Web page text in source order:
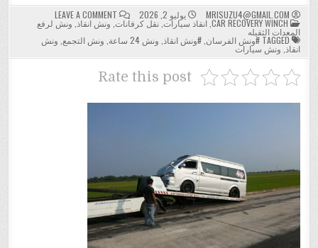
MRISUZU4@GMAIL.COM يوليو 2, 2026 LEAVE A COMMENT
ON
ونش
الفرسان
لإنقاذ
السيارات
في
POSTED
IN
CAR RECOVERY WINCH
,انقاذ سيارات,نقل كرفانات ونش انقاذ ونش لرفع
المعدات الثقيله
#ونش الفرسان ,#ونش انقاذ ونش 24 ساعة ونش التجمع ونش
انقاذ ونش سيارات
Rate this post